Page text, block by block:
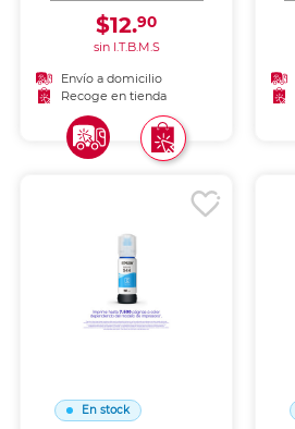
$12.90
sin I.T.B.M.S
Envío a domicilio
Recoge en tienda
En stock